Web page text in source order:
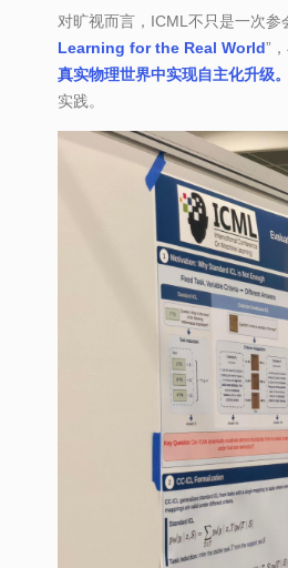
对旷视而言，ICML不只是一次
Learning for the Real World”
真实物理世界中实现自主化升级。
实践。